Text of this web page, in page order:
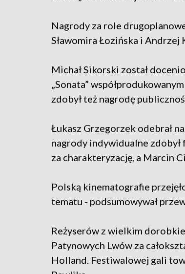
Nagrody za role
Sławomira Łozińska i Andrzej
Michał Sikorski został
„Sonata”
zdobył też nagrodę
Łukasz Grzegorzek odebrał
nagrody indywidualne
za charakteryzację, a Marcin
Polską kinematografie
tematu - podsumowywał
Reżyserów z wielkim
Patynowych Lwów za
Holland. Festiwalowej gali